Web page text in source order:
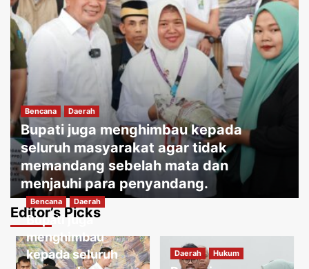
Bencana Daerah
Bupati juga menghimbau kepada
seluruh masyarakat agar tidak
memandang sebelah mata dan
menjauhi para penyandang.
Jakartakoma Agustus 8, 2026
Editor’s Picks
Bencana Daerah
Bupati juga
menghimbau
kepada seluruh
Daerah Hukum
3
Daerah
Warga menguatirkan jika kabel jatuh
ketanah, membahayakan penduduk
sekitar.